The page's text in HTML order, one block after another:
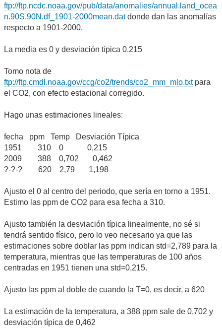
ftp://ftp.ncdc.noaa.gov/pub/data/anomalies/annual.land_ocea
n.90S.90N.df_1901-2000mean.datdonde dan las anomalías
respecto a 1901-2000.
La media es 0 y desviación típica 0.215
Tomo nota de
ftp://ftp.cmdl.noaa.gov/ccg/co2/trends/co2_mm_mlo.txtpara
el CO2, con efecto estacional corregido.
Hago unas estimaciones lineales:
fecha ppm Temp Desviación Típica
1951 310 0 0,215
2009 388 0,702 0,462
?-?-? 620 2,79 1,198
Ajusto el 0 al centro del periodo, que sería en torno a 1951.
Estimo las ppm de CO2 para esa fecha a 310.
Ajusto también la desviación típica linealmente, no sé si
tendrá sentido físico, pero lo veo necesario ya que las
estimaciones sobre doblar las ppm indican std=2,789 para la
temperatura, mientras que las temperaturas de 100 años
centradas en 1951 tienen una std=0,215.
Ajusto las ppm al doble de cuando la T=0, es decir, a 620
La estimación de la temperatura, a 388 ppm sale de 0,702 y
desviación típica de 0,462